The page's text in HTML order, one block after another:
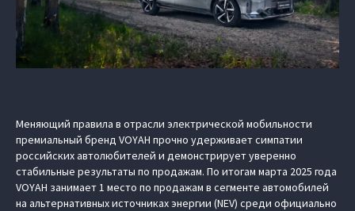
Меняющий правила в отрасли электрической мобильности
премиальный бренд VOYAH прочно удерживает симпатии
российских автолюбителей и демонстрирует уверенно
стабильные результаты по продажам. По итогам марта 2025 года
VOYAH занимает 1 место по продажам в сегменте автомобилей
на альтернативных источниках энергии (NEV) среди официально